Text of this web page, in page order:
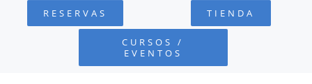
FUNDACIÓN
RESERVAS TIENDA
CURSOS /
EVENTOS